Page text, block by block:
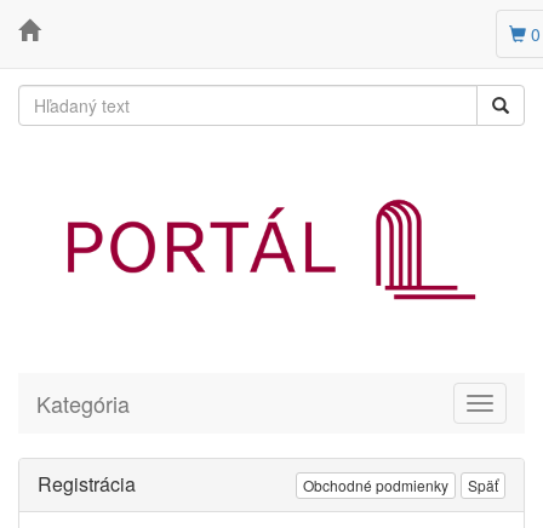
0
Toggle
Kategória
Registrácia Obchodné podmienky Späť